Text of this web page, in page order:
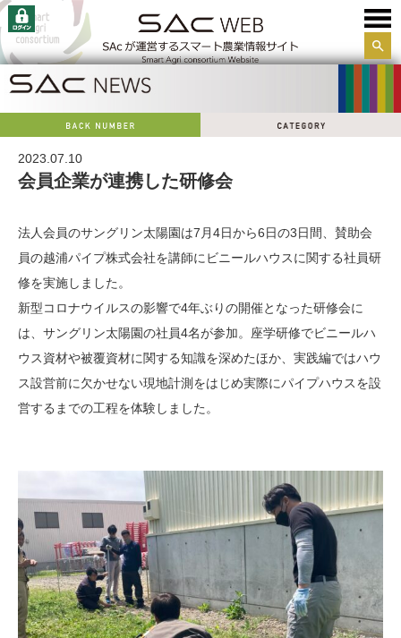
サイ
2023.07.10
会員企業が連携した研修会
法人会員のサングリン太陽園は7月4日から6日の3日間、賛助会
員の越浦パイプ株式会社を講師にビニールハウスに関する社員研
修を実施しました。
新型コロナウイルスの影響で4年ぶりの開催となった研修会に
は、サングリン太陽園の社員4名が参加。座学研修でビニールハ
ウス資材や被覆資材に関する知識を深めたほか、実践編ではハウ
ス設営前に欠かせない現地計測をはじめ実際にパイプハウスを設
営するまでの工程を体験しました。